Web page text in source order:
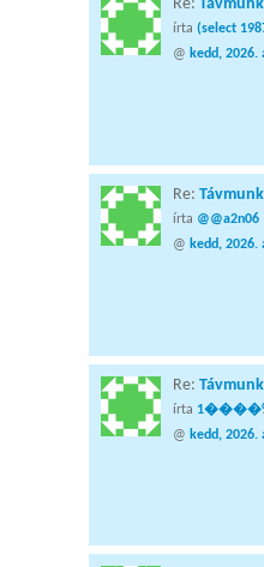
Re:
írta (select
@ kedd, 2026.
Re:
írta @@a2n06
@ kedd, 2026.
Re:
írta
@ kedd, 2026.